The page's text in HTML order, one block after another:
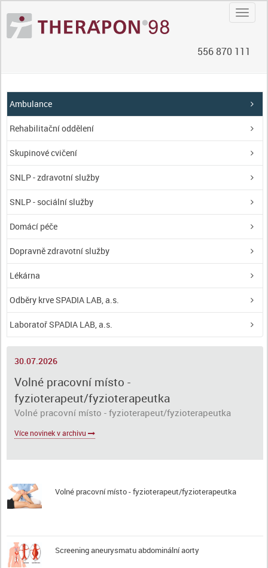
556 870 111
Ambulance
Rehabilitační oddělení
Skupinové cvičení
SNLP - zdravotní služby
SNLP - sociální služby
Domácí péče
Dopravně zdravotní služby
Lékárna
Odběry krve SPADIA LAB, a.s.
Laboratoř SPADIA LAB, a.s.
30.07.2026
Volné pracovní místo -
fyzioterapeut/fyzioterapeutka
Volné pracovní místo - fyzioterapeut/fyzioterapeutka
Více novinek v archivu
Volné pracovní místo - fyzioterapeut/fyzioterapeutka
Screening aneurysmatu abdominální aorty